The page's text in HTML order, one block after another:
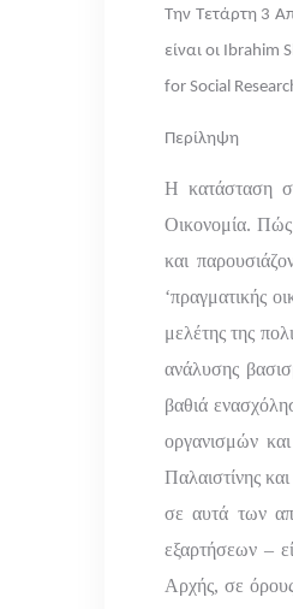
Την Τετάρτη 3
είναι οι Ibrahim
for Social
Περίληψη
Η κατάσταση
Οικονομία. Πώς
και
‘πραγματικής
μελέτης της
ανάλυσης
βαθιά
οργανισμών
Παλαιστίνης
σε αυτά των
εξαρτήσεων –
Αρχής, σε